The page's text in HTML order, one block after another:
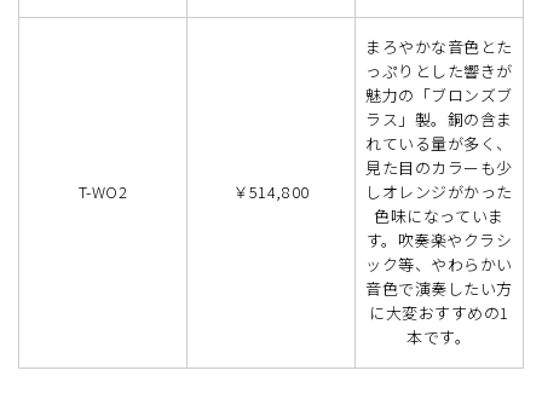
T-WO2 ￥514,800
まろやかな音色とた
っぷりとした響きが
魅力の「ブロンズブ
ラス」製。銅の含ま
れている量が多く、
見た目のカラーも少
しオレンジがかった
色味になっていま
す。吹奏楽やクラシ
ック等、やわらかい
音色で演奏したい方
に大変おすすめの1
本です。